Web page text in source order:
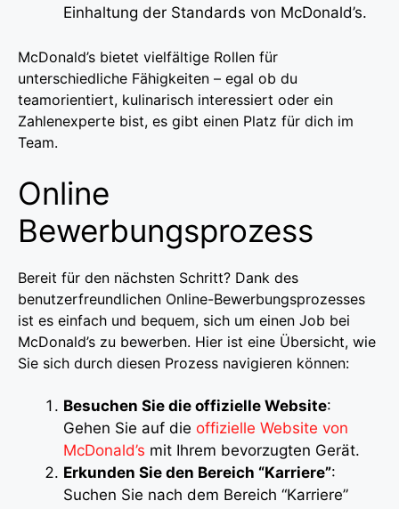
Einhaltung der Standards von McDonald’s.
McDonald’s bietet vielfältige Rollen für
unterschiedliche Fähigkeiten – egal ob du
teamorientiert, kulinarisch interessiert oder ein
Zahlenexperte bist, es gibt einen Platz für dich im
Team.
Online
Bewerbungsprozess
Bereit für den nächsten Schritt? Dank des
benutzerfreundlichen Online-Bewerbungsprozesses
ist es einfach und bequem, sich um einen Job bei
McDonald’s zu bewerben. Hier ist eine Übersicht, wie
Sie sich durch diesen Prozess navigieren können:
Besuchen Sie die offizielle Website:
Gehen Sie auf die offizielle Website von
McDonald’s mit Ihrem bevorzugten Gerät.
Erkunden Sie den Bereich “Karriere”:
Suchen Sie nach dem Bereich “Karriere”